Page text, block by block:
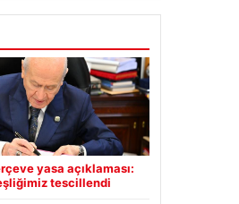
yasa açıklaması:
tescillendi